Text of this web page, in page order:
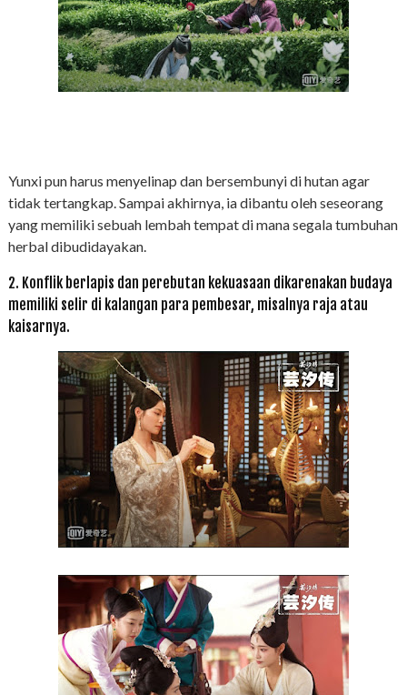
Yunxi pun harus menyelinap dan bersembunyi di hutan agar
tidak tertangkap. Sampai akhirnya, ia dibantu oleh seseorang
yang memiliki sebuah lembah tempat di mana segala tumbuhan
herbal dibudidayakan.
2. Konflik berlapis dan perebutan kekuasaan dikarenakan budaya
memiliki selir di kalangan para pembesar, misalnya raja atau
kaisarnya.